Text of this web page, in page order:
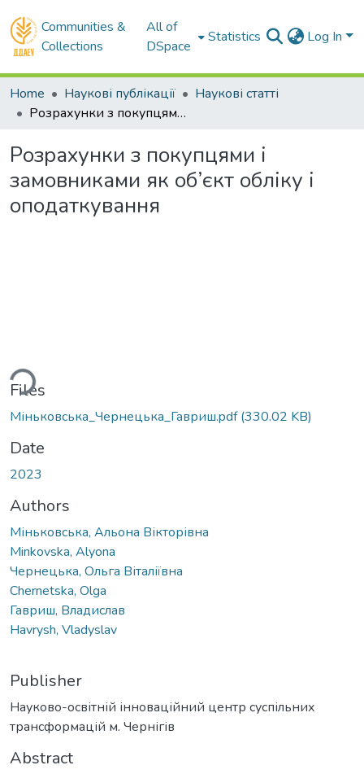
Communities &
Collections
All of
DSpace
Statistics Log In
Home Наукові публікації
Наукові статті
Розрахунки з покупцями і замовниками як об’єкт обліку і оподаткування
Розрахунки з покупцями і
замовниками як об’єкт обліку і
оподаткування
Files
Міньковська_Чернецька_Гавриш.pdf(330.02 KB)
Date
2023
Authors
Міньковська, Альона Вікторівна
Minkovska, Alyona
Чернецька, Ольга Віталіївна
Chernetska, Olga
Гавриш, Владислав
Havrysh, Vladyslav
Publisher
Науково-освітній інноваційний центр суспільних
трансформацій м. Чернігів
Abstract